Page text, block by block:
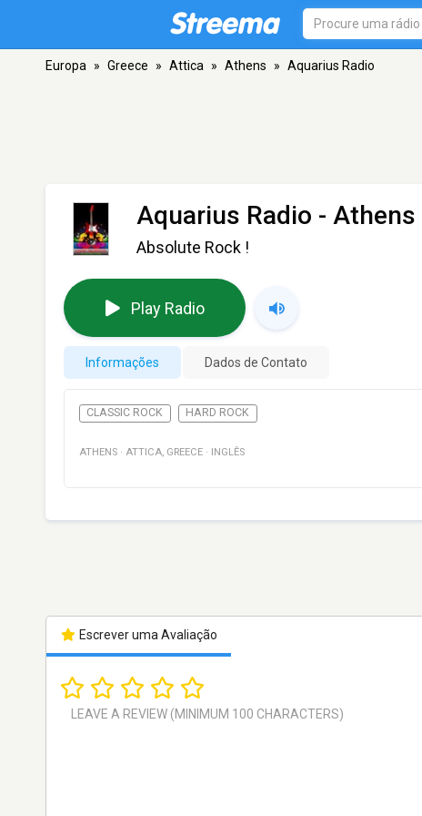
Europa » Greece » Attica » Athens » Aquarius Radio
Aquarius Radio - Athens
Absolute Rock !
Play Radio
Informações Dados de Contato
CLASSIC ROCK HARD ROCK
ATHENS · ATTICA, GREECE · INGLÊS
Escrever uma Avaliação